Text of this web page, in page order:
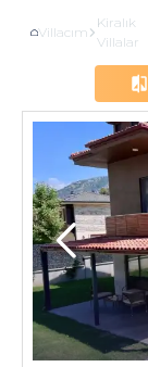
Villacım
Kiralık
Villalar